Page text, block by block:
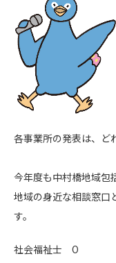
各事業所の発表は、ど
今年度も中村橋地域包
地域の身近な相談窓口
す。
社会福祉士 O